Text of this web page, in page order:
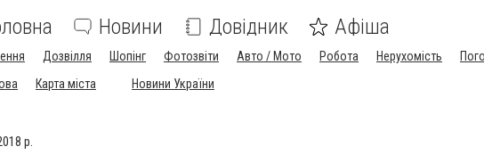
Новини Довідник Афіша
Дозвілля Шопінг Фотозвіти Авто / Мото Робота Нерухомість
Карта міста Новини України
р.